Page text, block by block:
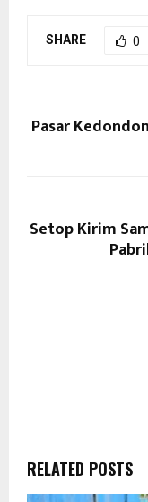
SHARE 0
Pasar
Setop Kirim
RELATED POSTS